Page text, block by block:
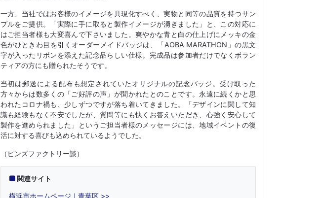
一方、当社ではお客様のイメージを具現化すべく、実物と同等の品質を持つサン
プルをご提供。「実際に手に取ると製作イメージが湧きました」と、この対応に
はご担当者様も大変喜んで下さいました。爽やかな青と白の仕上げにメッキの金
色がひときわ目を引くオーダーメイドバッジは、「AOBA MARATHON」の黒文
字が入ったリボンを添えた記念品らしい仕様。完成品は参加者だけでなくボラン
ティアの方にも贈られたそうです。
当初は郵送による配布も想定されていたオリジナルの記念バッジ。受け取った
方々からは数多くの「ご好評の声」が聞かれたとのことです。永遠に続くかと思
われたコロナ禍も、少しずつですが落ち着いてきました。「デザインに関して知
識も経験もなく不安でしたが、質問等にも快くお答えいただき、心強く安心して
製作を進められました」というご担当者様のメッセージには、地域イベントの復
活に対する喜びも込められているようでした。
（ピンズファクトリー談）
関連サイト
横浜市ホームページ｜青葉区